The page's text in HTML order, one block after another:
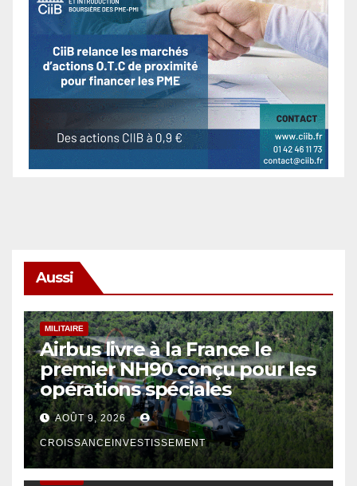
Aussi
MILITAIRE
Airbus livre à la France le
premier NH90 conçu pour les
opérations spéciales
AOÛT 9, 2026
CROISSANCEINVESTISSEMENT